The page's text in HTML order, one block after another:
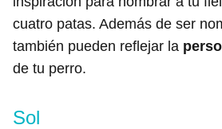
cuatro patas. Además de ser
también pueden reflejar la
de tu perro.
Sol